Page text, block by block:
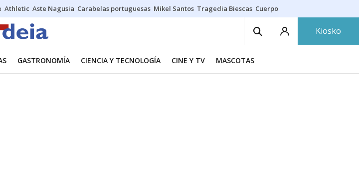
Athletic Aste Nagusia Carabelas portuguesas Mikel Santos Tragedia Biescas Cuerpo ría
Kiosko
GASTRONOMÍA CIENCIA Y TECNOLOGÍA CINE Y TV MASCOTAS